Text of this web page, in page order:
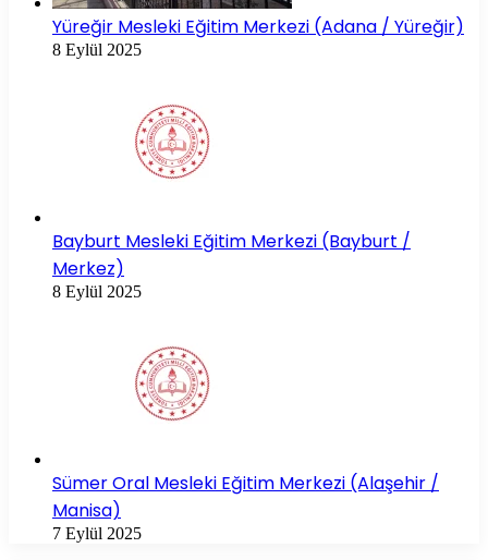
Yüreğir Mesleki Eğitim Merkezi (Adana / Yüreğir)
8 Eylül 2025
Bayburt Mesleki Eğitim Merkezi (Bayburt /
Merkez)
8 Eylül 2025
Sümer Oral Mesleki Eğitim Merkezi (Alaşehir /
Manisa)
7 Eylül 2025